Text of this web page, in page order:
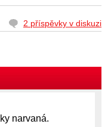
2 příspěvky v diskuzi
narvaná.